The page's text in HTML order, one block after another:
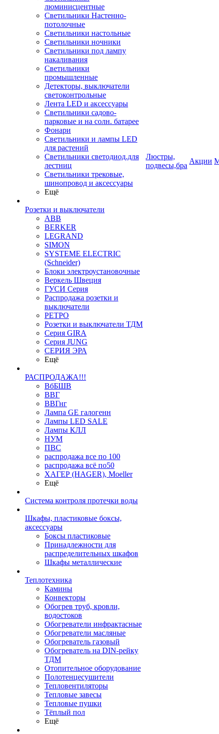
люминисцентные
Светильники Настенно-
потолочные
Светильники настольные
Светильники ночники
Светильники под лампу
накаливания
Светильники
промышленные
Детекторы, выключатели
светоконтрольные
Лента LED и аксессуары
Светильники садово-
парковые и на солн. батарее
Фонари
Светильники и лампы LED
для растений
Светильники светодиод.для
лестниц
Светильники трековые,
шинопровод и аксессуары
Ещё
Розетки и выключатели
ABB
BERKER
LEGRAND
SIMON
SYSTEME ELECTRIC
(Schneider)
Блоки электроустановочные
Веркель Швеция
ГУСИ Серия
Распродажа розетки и
выключатели
РЕТРО
Розетки и выключатели ТДМ
Серия GIRA
Серия JUNG
СЕРИЯ ЭРА
Ещё
РАСПРОДАЖА!!!
ВбБШВ
ВВГ
ВВГнг
Лампа GE галогенн
Лампы LED SALE
Лампы КЛЛ
НУМ
ПВС
распродажа все по 100
распродажа всё по50
ХАГЕР (HAGER), Moeller
Ещё
Система контроля протечки воды
Шкафы, пластиковые боксы,
аксессуары
Боксы пластиковые
Принадлежности для
распределительных шкафов
Шкафы металлические
Теплотехника
Камины
Конвекторы
Обогрев труб, кровли,
водостоков
Обогреватели инфрактасные
Обогреватели масляные
Обогреватель газовый
Обогреватель на DIN-рейку
ТДМ
Отопительное оборудование
Полотенцесушители
Тепловентиляторы
Тепловые завесы
Тепловые пушки
Тёплый пол
Ещё
Люстры,
подвесы,бра
Акции